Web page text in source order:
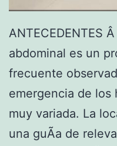
ANTECEDENTES
abdominal es un
frecuente
emergencia de los
muy variada. La
una guÃ­a de